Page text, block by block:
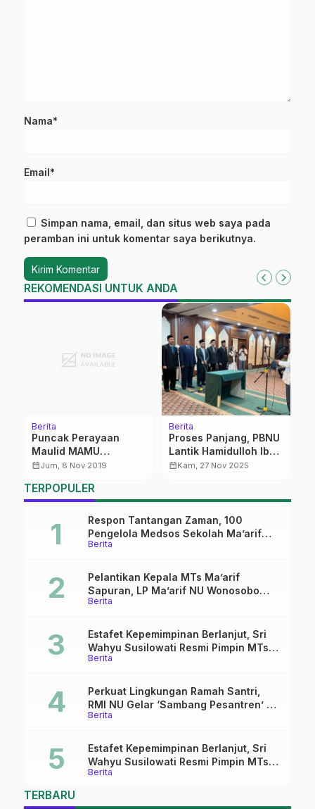
Nama*
Email*
Simpan nama, email, dan situs web saya pada
peramban ini untuk komentar saya berikutnya.
REKOMENDASI UNTUK ANDA
Berita
Puncak Perayaan
Maulid MAMU
Dilaksanakan Jumat
calendar_monthJum, 8 Nov 2019
Berita
Proses Panjang, PBNU
Lantik Hamidulloh Ibda
Pimpin INISNU
calendar_monthKam, 27 Nov 2025
TERPOPULER
Berita
Respon Tantangan Zaman, 100
Pengelola Medsos Sekolah Ma’arif
Pekalongan Ikuti Pelatihan Literasi
Berita
Pelantikan Kepala MTs Ma’arif
Sapuran, LP Ma’arif NU Wonosobo
Tekankan Lima Amanah
Berita
Estafet Kepemimpinan Berlanjut, Sri
Wahyu Susilowati Resmi Pimpin MTs
Ma’arif Sapuran
Berita
Perkuat Lingkungan Ramah Santri,
RMI NU Gelar ‘Sambang Pesantren’ di
Pati
Berita
Estafet Kepemimpinan Berlanjut, Sri
Wahyu Susilowati Resmi Pimpin MTs
Ma’arif Sapuran
TERBARU